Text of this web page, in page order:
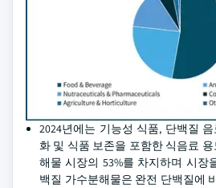
2024년에는 기능성 식품, 단백질 음
화 및 식품 보존을 포함한 식음료
해물 시장의 53%를 차지하며 시장
백질 가수분해물은 완전 단백질에